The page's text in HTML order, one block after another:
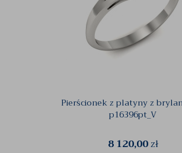
Pierścionek z platyny z
p16396pt_V
8 120,00zł